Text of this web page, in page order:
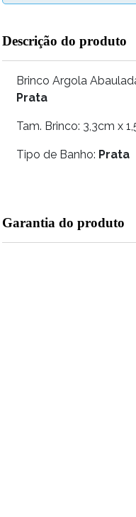
Descrição do produto
Brinco Argola
Prata
Tam. Brinco: 3,3cm x
Tipo de Banho: Prata
Garantia do produto